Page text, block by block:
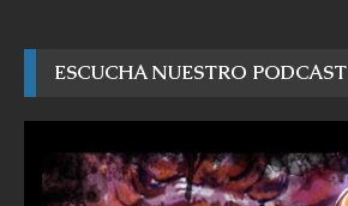
ESCUCHA NUESTRO PODCAST